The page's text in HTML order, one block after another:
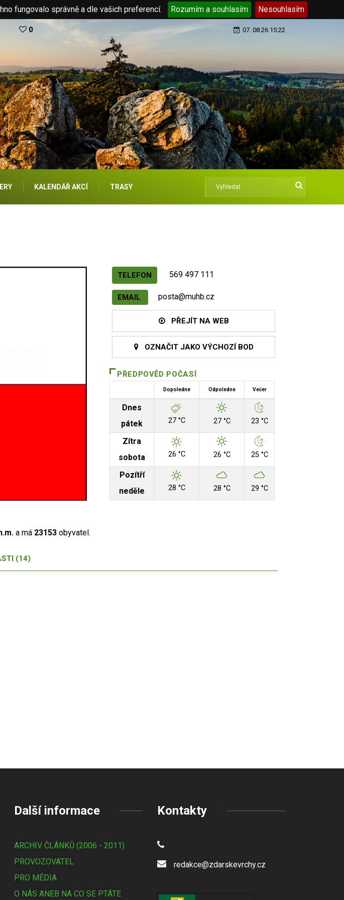
fungovalo správně a dle vašich preferencí. Rozumím a souhlasím Nesouhlasím
0 07. 08.26 15:22
KALENDÁŘ AKCÍ TRASY
TELEFON 569 497 111
EMAIL posta@muhb.cz
PŘEJÍT NA WEB
OZNAČIT JAKO VÝCHOZÍ BOD
PŘEDPOVĚD POČASÍ
Dopoledne Odpoledne Večer
Dnes
pátek
27 °C 27 °C 23 °C
Zítra
sobota
26 °C 26 °C 25 °C
Pozítří
neděle
28 °C 28 °C 29 °C
a má 23153 obyvatel.
(14)
Další informace
ARCHIV ČLÁNKŮ (2006 - 2011)
PROVOZOVATEL
PRO MÉDIA
O NÁS ANEB NA CO SE PTÁTE
Kontakty
redakce@zdarskevrchy.cz